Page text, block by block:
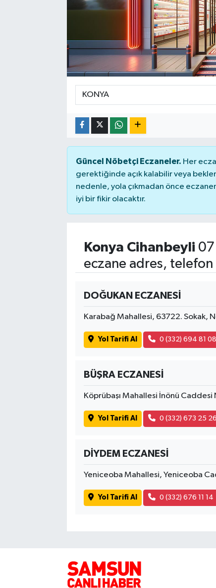
Güncel Nöbetçi Eczaneler. Her
gerektiğinde açık kalabilir veya
nedenle, yola çıkmadan önce
iyi bir fikir olacaktır.
Konya Cihanbeyli
eczane adres, telefon
DOĞUKAN ECZANESİ
Karabağ Mahallesi, 63722. Sokak,
Yol Tarifi Al 0 (332) 694 81 08
BÜŞRA ECZANESİ
Köprübaşı Mahallesi İnönü Caddesi
Yol Tarifi Al 0 (332) 673 25 26
DİYDEM ECZANESİ
Yeniceoba Mahallesi, Yeniceoba
Yol Tarifi Al 0 (332) 676 11 14